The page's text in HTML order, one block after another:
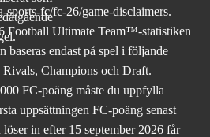
sports-fc/fc-26/game-disclaimers.
Ultimate Team™-statistiken
baseras endast på spel i följande
Rivals, Champions och Draft.
FC-poäng måste du uppfylla
uppsättningen FC-poäng senast
in efter 15 september 2026 får